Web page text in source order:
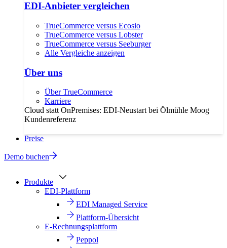
EDI-Anbieter vergleichen
TrueCommerce versus Ecosio
TrueCommerce versus Lobster
TrueCommerce versus Seeburger
Alle Vergleiche anzeigen
Über uns
Über TrueCommerce
Karriere
Cloud statt OnPremises: EDI-Neustart bei Ölmühle Moog
Kundenreferenz
Preise
Demo buchen
Produkte
EDI-Plattform
EDI Managed Service
Plattform-Übersicht
E-Rechnungsplattform
Peppol